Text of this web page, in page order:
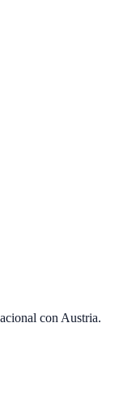
con Austria.